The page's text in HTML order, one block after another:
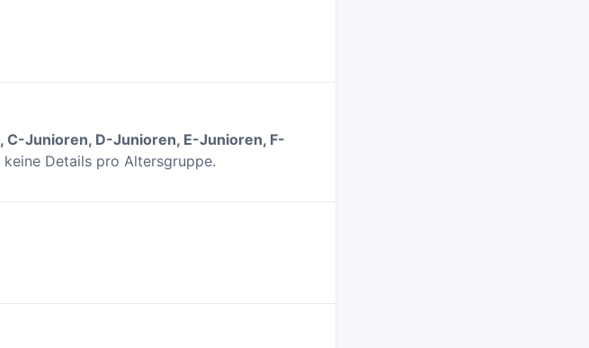
Junioren, D-Junioren, E-Junioren, F-
keine Details pro Altersgruppe.